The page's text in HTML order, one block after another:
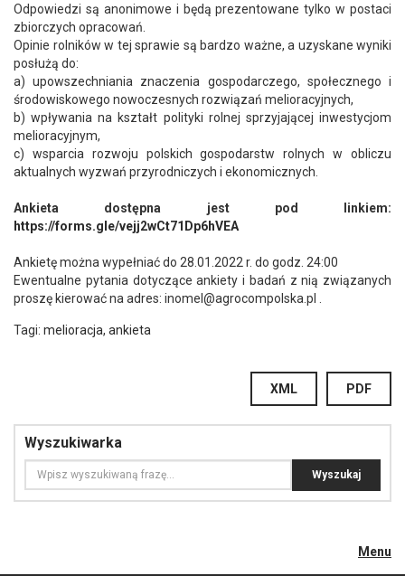
Odpowiedzi są anonimowe i będą prezentowane tylko w postaci
zbiorczych opracowań.
Opinie rolników w tej sprawie są bardzo ważne, a uzyskane wyniki
posłużą do:
a) upowszechniania znaczenia gospodarczego, społecznego i
środowiskowego nowoczesnych rozwiązań melioracyjnych,
b) wpływania na kształt polityki rolnej sprzyjającej inwestycjom
melioracyjnym,
c) wsparcia rozwoju polskich gospodarstw rolnych w obliczu
aktualnych wyzwań przyrodniczych i ekonomicznych.
Ankieta dostępna jest pod linkiem:
https://forms.gle/vejj2wCt71Dp6hVEA
Ankietę można wypełniać do 28.01.2022 r. do godz. 24:00
Ewentualne pytania dotyczące ankiety i badań z nią związanych
proszę kierować na adres: inomel@agrocompolska.pl .
Tagi: melioracja, ankieta
PDF
XML
Wyszukiwarka
Menu